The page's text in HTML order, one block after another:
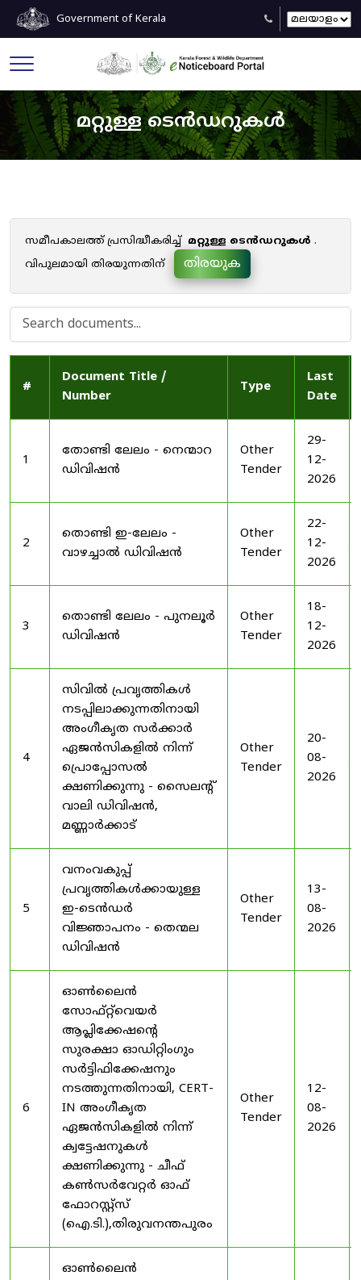
Government of Kerala
മറ്റുള്ള ടെൻഡറുകൾ
സമീപകാലത്ത് പ്രസിദ്ധീകരിച്ച് മറ്റുള്ള ടെൻഡറുകൾ .
വിപുലമായി തിരയുന്നതിന്
തിരയുക
#
Document Title /
Number
Type
Last
Date
1
തോണ്ടി ലേലം - നെന്മാറ
ഡിവിഷൻ
Other
Tender
29-
12-
2026
2
തൊണ്ടി ഇ-ലേലം -
വാഴച്ചാൽ ഡിവിഷൻ
Other
Tender
22-
12-
2026
3
തൊണ്ടി ലേലം - പുനലൂർ
ഡിവിഷൻ
Other
Tender
18-
12-
2026
4
സിവിൽ പ്രവൃത്തികൾ
നടപ്പിലാക്കുന്നതിനായി
അംഗീകൃത സർക്കാർ
ഏജൻസികളിൽ നിന്ന്
പ്രൊപ്പോസൽ
ക്ഷണിക്കുന്നു - സൈലന്റ്
വാലി ഡിവിഷൻ,
മണ്ണാർക്കാട്
Other
Tender
20-
08-
2026
5
വനംവകുപ്പ്
പ്രവൃത്തികൾക്കായുള്ള
ഇ-ടെൻഡർ
വിജ്ഞാപനം - തെന്മല
ഡിവിഷൻ
Other
Tender
13-
08-
2026
6
ഓൺലൈൻ
സോഫ്റ്റ്‌വെയർ
ആപ്ലിക്കേഷന്റെ
സുരക്ഷാ ഓഡിറ്റിംഗും
സർട്ടിഫിക്കേഷനും
നടത്തുന്നതിനായി, CERT-
IN അംഗീകൃത
ഏജൻസികളിൽ നിന്ന്
ക്വട്ടേഷനുകൾ
ക്ഷണിക്കുന്നു - ചീഫ്
കൺസർവേറ്റർ ഓഫ്
ഫോറസ്റ്റ്സ്
(ഐ.ടി.),തിരുവനന്തപുരം
Other
Tender
12-
08-
2026
ഓൺലൈൻ